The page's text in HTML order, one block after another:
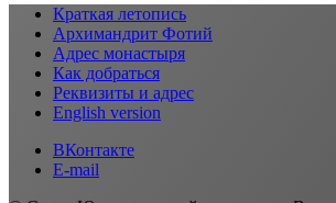
Краткая летопись
Архимандрит Фотий
Адрес монастыря
Как добраться
Реквизиты и адрес
English version
ВКонтакте
E-mail